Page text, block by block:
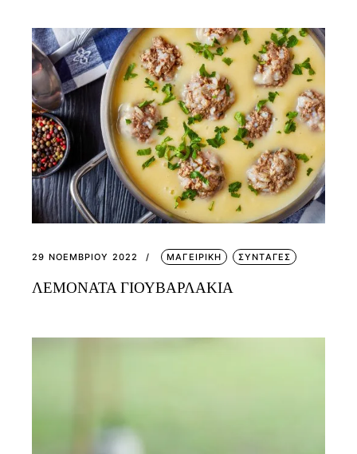
29 ΝΟΕΜΒΡΊΟΥ 2022 ΜΑΓΕΙΡΙΚΗ ΣΥΝΤΑΓΕΣ
ΛΕΜΟΝΑΤΑ ΓΙΟΥΒΑΡΛΑΚΙΑ